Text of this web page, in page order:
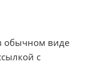
обычном виде
с